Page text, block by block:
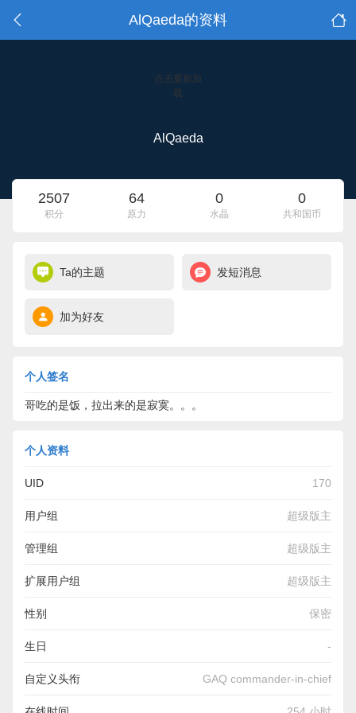
AlQaeda的资料
点击重新加
载
AlQaeda
2507
积分
64
原力
0
水晶
0
共和国币
Ta的主题 发短消息
加为好友
个人签名
哥吃的是饭，拉出来的是寂寞。。。
个人资料
UID 170
用户组 超级版主
管理组 超级版主
扩展用户组 超级版主
性别 保密
生日 -
自定义头衔 GAQ commander-in-chief